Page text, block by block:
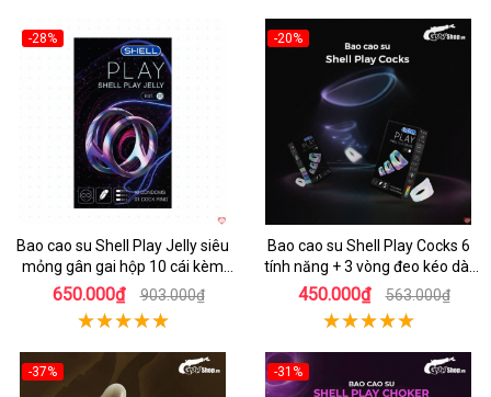
-28%
Bao cao su Shell Play Jelly siêu
mỏng gân gai hộp 10 cái kèm
vòng kéo dài
650.000₫ 903.000₫
-20%
Bao cao su Shell Play Cocks 6
tính năng + 3 vòng đeo kéo dài
cực bền
450.000₫ 563.000₫
-37%
-31%
Hot